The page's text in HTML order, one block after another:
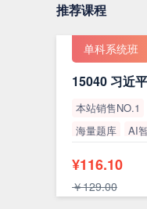
推荐课程
单科系统班
本站销售NO.1
海量题库
AI
¥116.10
￥129.00